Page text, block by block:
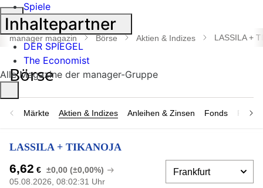
Suche
öffnen
manager magazin Börse Aktien & Indizes LASSILA +
Märkte Aktien & Indizes Anleihen & Zinsen Fonds
LASSILA + TIKANOJA
6,62 € ±0,00 (±0,00%)
05.08.2026, 08:02:31 Uhr
Spiele
Inhaltepartner
DER SPIEGEL
The Economist
Alle Magazine der manager-Gruppe